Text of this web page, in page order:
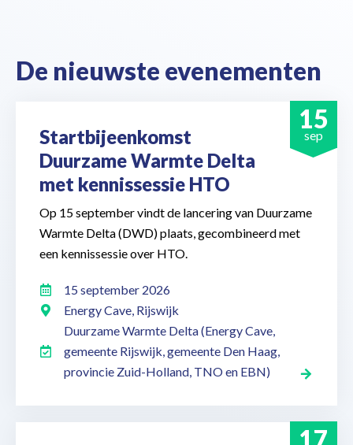
De nieuwste evenementen
15
sep
Startbijeenkomst
Duurzame Warmte Delta
met kennissessie HTO
Op 15 september vindt de lancering van Duurzame
Warmte Delta (DWD) plaats, gecombineerd met
een kennissessie over HTO.
15 september 2026
Energy Cave, Rijswijk
Duurzame Warmte Delta (Energy Cave,
gemeente Rijswijk, gemeente Den Haag,
provincie Zuid-Holland, TNO en EBN)